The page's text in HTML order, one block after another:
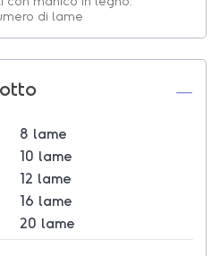
di lame
8 lame
10 lame
12 lame
16 lame
20 lame